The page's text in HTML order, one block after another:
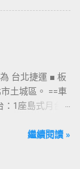
塞的出口。 捷
板南線上車站 [
[ 台北車站 ] - [
孝復興站 ] - [
- [ 市政府站
台北捷運 ■ 板
土城區。 ==車
1座島式月台
、 南港展覽館
繼續閱讀 »